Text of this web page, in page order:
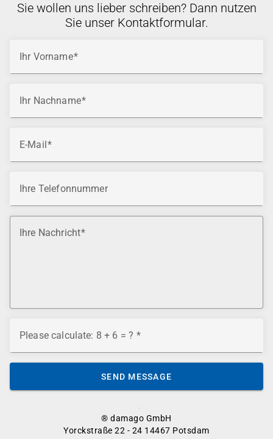
® damago GmbH
Yorckstraße 22 - 24 14467 Potsdam
Sie wollen uns lieber schreiben? Dann nutzen
Sie unser Kontaktformular.
Ihr Vorname
Ihr Nachname
E-Mail
Ihre Telefonnummer
Ihre Nachricht
Please calculate: 8 + 6 = ?
SEND MESSAGE